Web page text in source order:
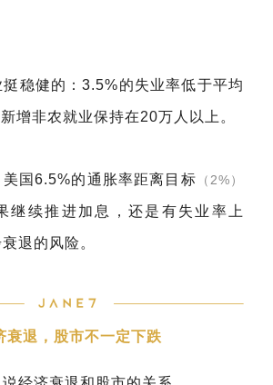
挺稳健的：3.5%的失业率低于平均
新增非农就业保持在20万人以上。
国6.5%的通胀率距离目标 （2%）
继续推进加息，还是有失业率上
退的风险。
衰退，股市不一定下跌